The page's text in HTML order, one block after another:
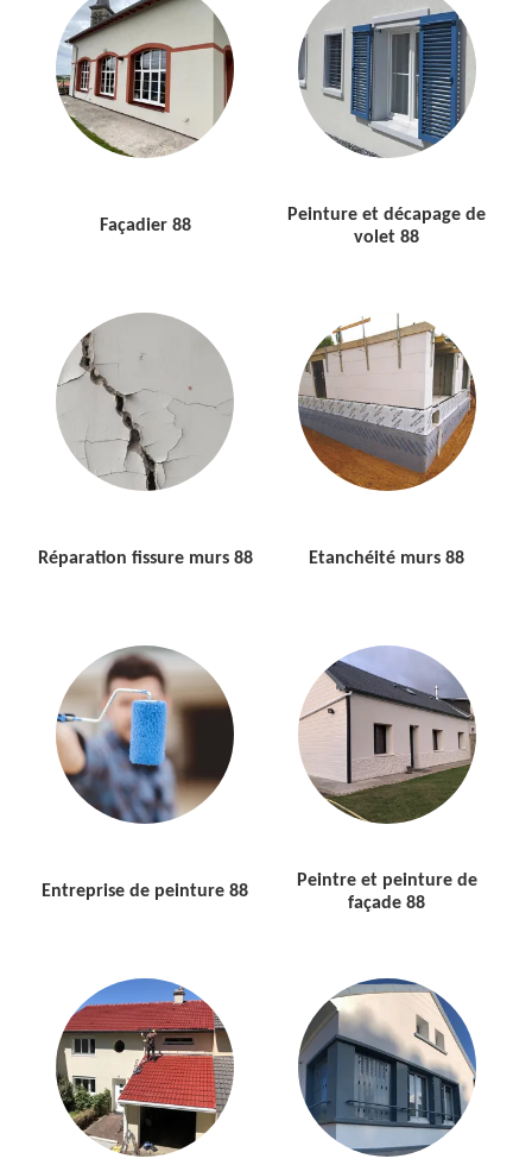
Façadier 88
Peinture et décapage de
volet 88
Réparation fissure murs 88 Etanchéité murs 88
Entreprise de peinture 88
Peintre et peinture de
façade 88